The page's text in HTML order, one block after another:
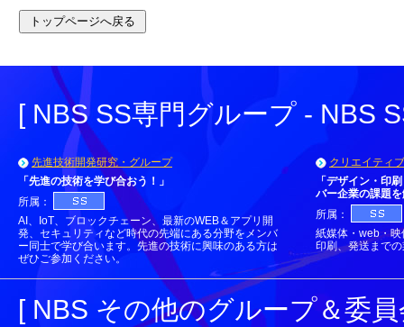
[ NBS SS専門グループ - NBS
先進技術開発研究・グループ
「先進の技術を学び合おう！」
所属：
AI、IoT、ブロックチェーン、最新のWEB＆アプリ開
発、セキュリティなど時代の先端にある分野をメンバ
ー同士で学び合います。先進の技術に興味のある方は
ぜひご参加ください。
クリエイティ
「デザイン・印
バー企業の課題
所属：
紙媒体・web・
印刷、発送まで
[ NBS その他のグループ＆委